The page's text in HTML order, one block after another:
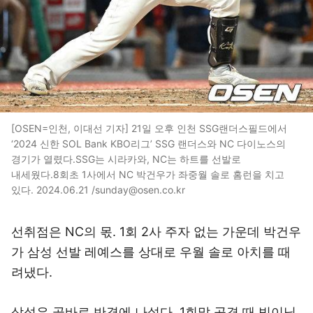
[OSEN=인천, 이대선 기자] 21일 오후 인천 SSG랜더스필드에서
‘2024 신한 SOL Bank KBO리그’ SSG 랜더스와 NC 다이노스의
경기가 열렸다.SSG는 시라카와, NC는 하트를 선발로
내세웠다.8회초 1사에서 NC 박건우가 좌중월 솔로 홈런을 치고
있다. 2024.06.21 /sunday@osen.co.kr
선취점은 NC의 몫. 1회 2사 주자 없는 가운데 박건우
가 삼성 선발 레예스를 상대로 우월 솔로 아치를 때
려냈다.